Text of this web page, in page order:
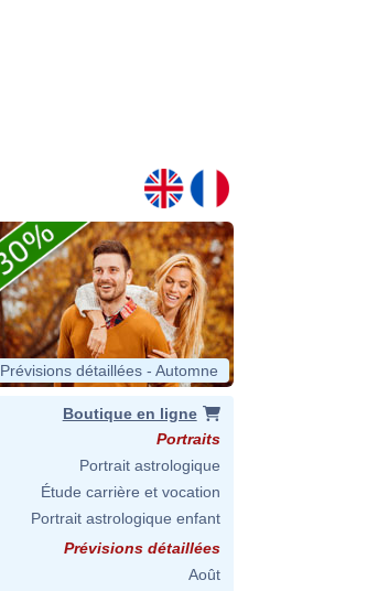
Prévisions détaillées - Automne
Boutique en ligne
Portraits
Portrait astrologique
Étude carrière et vocation
Portrait astrologique enfant
Prévisions détaillées
Août